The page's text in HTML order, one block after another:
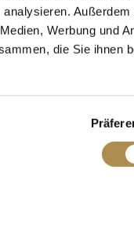
Werbung und
die Sie ihnen